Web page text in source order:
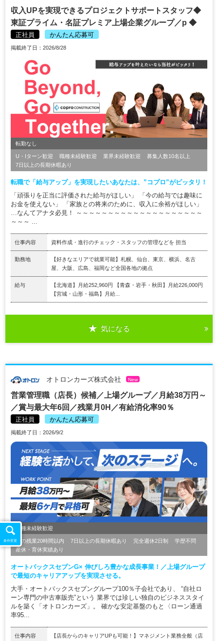
収入UPを実現できるプロジェクトサポートスタッフ◆
東証プライム・名証プレミア上場企業グループ／p ◆
正社員 かんたん応募可
掲載終了日：2026/8/28
転勤なし
U・Iターン歓迎 職種未経験歓迎 業界未経験歓迎
募集人数10名以上
7日以上の長期休暇あり
転職で「給与アップ」を実現したいあなたは、”コプロ”がピッタリ！
「頑張りを正当に評価された給与がほしい」 「今の給与では趣味に
お金を使えない」 「家族との将来のために、収入に余裕がほしい」
…なんてアナタ必見！ ～～～～～～～～～～～～～～～～～～～～
～～～ ...
仕事内容 資料作成・進行のチェック・スタッフの管理などを 担当
勤務地
【好きなエリアで就業可能】札幌、仙台、東京、横浜、名古
屋、大阪、広島、福岡など全国各地の拠点
給与
【北海道】月給252,960円 【青森・岩手・秋田】月給226,000円
【宮城・山形・福島】月給...
気になる
オトロンカーズ株式会社 New
営業管理職（店長）候補／上場グループ／月給38万円～
／賞与最大年6回／残業月0H／有給消化率90％
正社員 かんたん応募可
掲載終了日：2026/9/2
職種未経験歓迎
月の残業20時間以内 7日以上の長期休暇あり 完全週休2日制
学歴不問
産休・育休実績あり
オートバックスセブンG× 伸びしろ豊かな成長事業！／上場グループ
で最短のキャリアアップを実現させる。
大手・オートバックスセブングループ100％子会社であり、 “自社ロ
ーン専門の中古車販売”という 業界では珍しい独自のビジネススタイ
ルを築く「オトロンカーズ」。 確かな安定基盤のもと〈ローン通過
率95...
仕事内容
【店長からのキャリアUPも可能！】マネジメント業務全般（店
条件変更